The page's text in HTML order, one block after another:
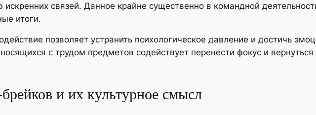
искренних связей. Данное крайне существенно в командной
итоги.
позволяет устранить психологическое давление и достичь
с трудом предметов содействует перенести фокус и
и их культурное смысл